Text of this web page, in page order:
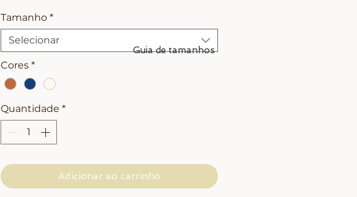
Tamanho *
Selecionar
Cores *
Quantidade *
Adicionar ao carrinho
Guia de tamanhos